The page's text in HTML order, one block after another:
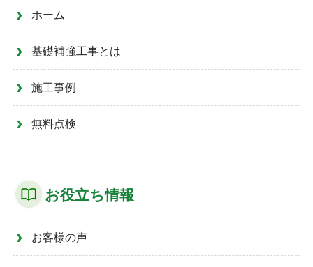
ホーム
基礎補強工事とは
施工事例
無料点検
お役立ち情報
お客様の声